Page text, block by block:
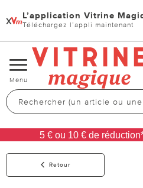
x L’application Vitrine
Téléchargez l’appli maintenant
Changer
de
navigation
Menu
5 € ou 10 € de
Retour